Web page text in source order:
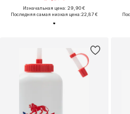
Изначальная цена: 29,90 €
Последняя самая низкая цена:22,87 €